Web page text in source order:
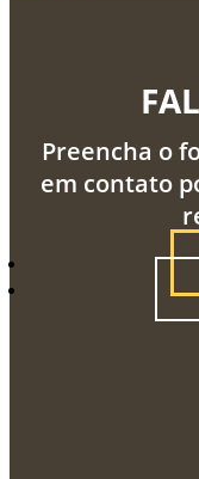
Preencha o
em contato